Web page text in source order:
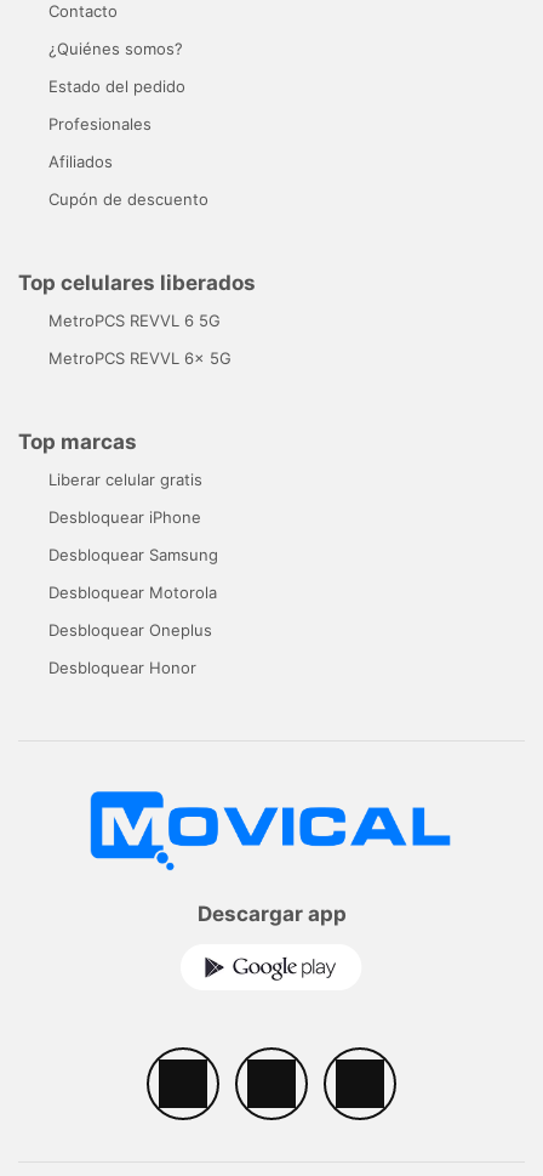
Contacto
¿Quiénes somos?
Estado del pedido
Profesionales
Afiliados
Cupón de descuento
Top celulares liberados
MetroPCS REVVL 6 5G
MetroPCS REVVL 6x 5G
Top marcas
Liberar celular gratis
Desbloquear iPhone
Desbloquear Samsung
Desbloquear Motorola
Desbloquear Oneplus
Desbloquear Honor
Descargar app